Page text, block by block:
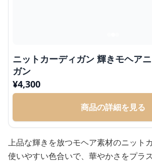
ニットカーディガン 輝きモヘア
ガン
¥4,300
商品の詳細を見る
上品な輝きを放つモヘア素材のニット
使いやすい色合いで、華やかさをプラ